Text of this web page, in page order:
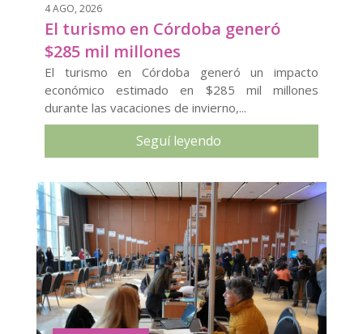
4 AGO, 2026
El turismo en Córdoba generó
$285 mil millones
El turismo en Córdoba generó un impacto
económico estimado en $285 mil millones
durante las vacaciones de invierno,...
Seguí leyendo